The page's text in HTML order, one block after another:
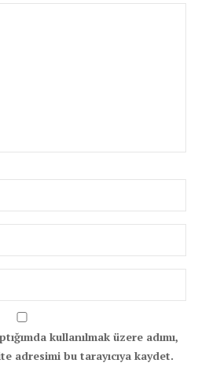
kullanılmak üzere adımı,
adresimi bu tarayıcıya kaydet.